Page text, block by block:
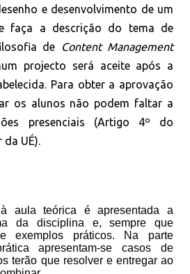
e desenvolvimento de um
faça a descrição do tema de
de
Content Management
projecto será aceite após a
Para obter a aprovação
os alunos não podem faltar a
presenciais (Artigo 4º do
da UÉ).
aula teórica é apresentada a
da disciplina e, sempre que
exemplos práticos. Na parte
apresentam-se casos de
terão que resolver e entregar ao